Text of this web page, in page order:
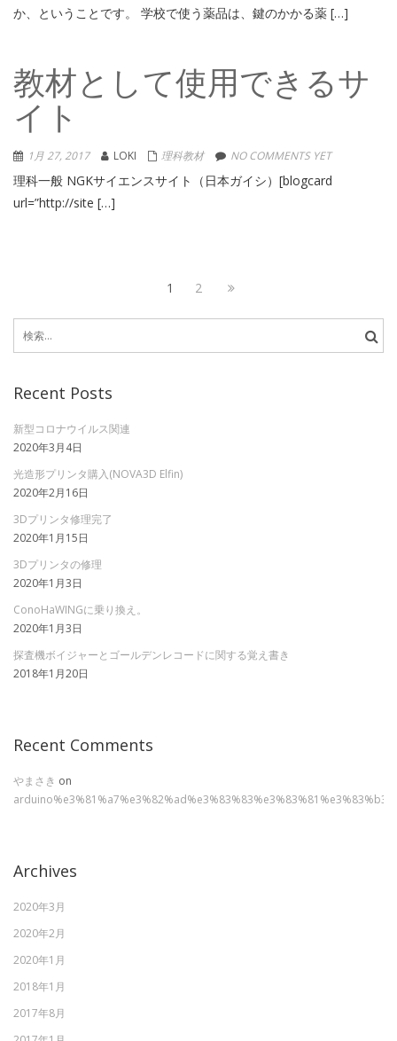
か、ということです。 学校で使う薬品は、鍵のかかる薬 […]
教材として使用できるサ
イト
1月 27, 2017 LOKI 理科教材 NO COMMENTS YET
理科一般 NGKサイエンスサイト（日本ガイシ）[blogcard
url=”http://site […]
投
稿
の
送
Page
1 Page
2
Next
索:
Recent Posts
新型コロナウイルス関連
2020年3月4日
光造形プリンタ購入(NOVA3D Elfin)
2020年2月16日
3Dプリンタ修理完了
2020年1月15日
3Dプリンタの修理
2020年1月3日
ConoHaWINGに乗り換え。
2020年1月3日
探査機ボイジャーとゴールデンレコードに関する覚え書き
2018年1月20日
Recent Comments
やまさき on
Archives
2020年3月
2020年2月
2020年1月
2018年1月
2017年8月